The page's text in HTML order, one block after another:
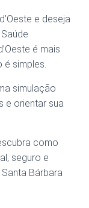
e deseja
é mais
é simples.
simulação
e orientar sua
como
seguro e
Bárbara